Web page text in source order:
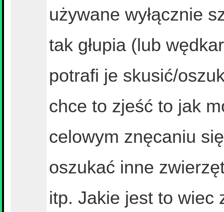
używane wyłącznie
tak głupia (lub
potrafi je skusić/
chce to zjeść to jak
celowym znęcaniu
oszukać inne
itp. Jakie jest to wiec